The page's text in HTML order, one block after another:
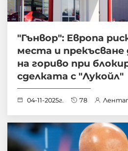
"Гънвор": Европа
места и
на гориво при
сделката с "Лукойл"
04-11-2025г. 78